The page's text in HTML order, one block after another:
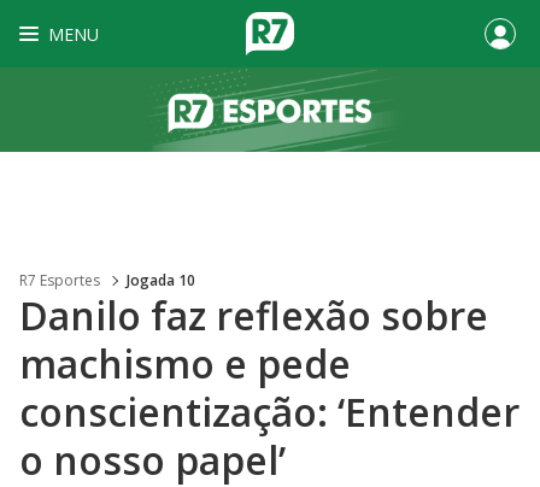
MENU
R7 Esportes Jogada 10
Danilo faz reflexão sobre
machismo e pede
conscientização: ‘Entender
o nosso papel’